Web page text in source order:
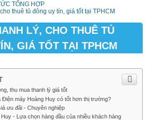
TỔNG HỢP
thuê tủ đông uy tín, giá tốt tại TPHCM
LÝ, CHO THUÊ TỦ
GIÁ TỐT TẠI TPHCM
thu mua thanh lý giá tốt
Điện máy Hoàng Huy có tốt hơn thị trường?
ưu đãi - Chuyên nghiệp
- Lựa chọn hàng đầu của nhiều khách hàng